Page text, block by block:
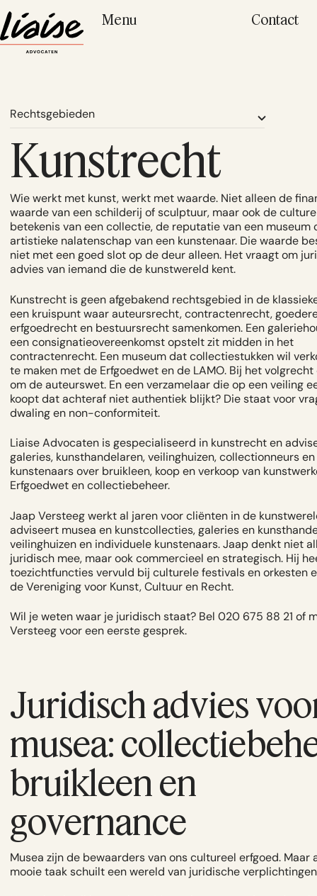
Menu Contact
Rechtsgebieden
Kunstrecht
Wie werkt met kunst, werkt met waarde. Niet alleen de
waarde van een schilderij of sculptuur, maar ook de
betekenis van een collectie, de reputatie van een museum
artistieke nalatenschap van een kunstenaar. Die waarde
niet met een goed slot op de deur alleen. Het vraagt om
advies van iemand die de kunstwereld kent.
Kunstrecht is geen afgebakend rechtsgebied in de
een kruispunt waar auteursrecht, contractenrecht,
erfgoedrecht en bestuursrecht samenkomen. Een
een consignatieovereenkomst opstelt zit midden in het
contractenrecht. Een museum dat collectiestukken wil
te maken met de Erfgoedwet en de LAMO. Bij het
om de auteurswet. En een verzamelaar die op een veiling
koopt dat achteraf niet authentiek blijkt? Die staat voor
dwaling en non-conformiteit.
Liaise Advocaten is gespecialiseerd in kunstrecht en
galeries, kunsthandelaren, veilinghuizen, collectionneurs en
kunstenaars over bruikleen, koop en verkoop van
Erfgoedwet en collectiebeheer.
Jaap Versteeg werkt al jaren voor cliënten in de
adviseert musea en kunstcollecties, galeries en
veilinghuizen en individuele kunstenaars. Jaap denkt niet
juridisch mee, maar ook commercieel en strategisch. Hij
toezichtfuncties vervuld bij culturele festivals en orkesten
de Vereniging voor Kunst, Cultuur en Recht.
Wil je weten waar je juridisch staat? Bel 020 675 88 21 of
Versteegvoor een eerste gesprek.
Juridisch advies
musea:
bruikleen en
governance
Musea zijn de bewaarders van ons cultureel erfgoed. Maar
mooie taak schuilt een wereld van juridische